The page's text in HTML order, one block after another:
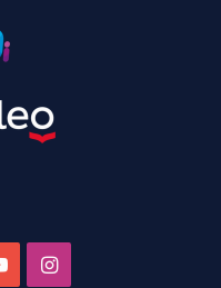
YouTubeInstagram